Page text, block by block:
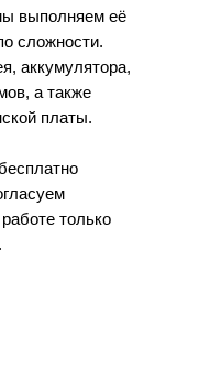
выполняем её
сложности.
аккумулятора,
а также
платы.
только